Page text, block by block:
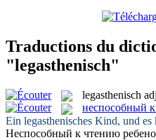
Traductions du
"legasthenisch"
legasthenisch
неспособный
Ein legasthenisches Kind, und es
Неспособный к чтению